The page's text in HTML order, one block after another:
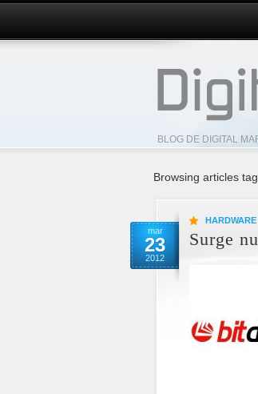
BLOG DE DIGITAL
Browsing articles
mar
23
2012
Surge